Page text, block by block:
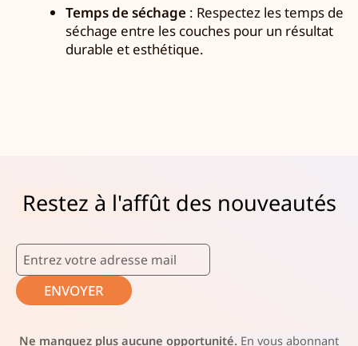
Temps de séchage : Respectez les temps de
séchage entre les couches pour un résultat
durable et esthétique.
Restez à l'affût des nouveautés
ENVOYER
Ne manquez plus aucune opportunité. En vous abonnant